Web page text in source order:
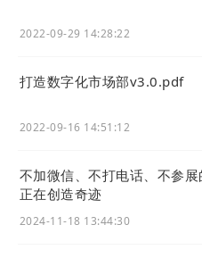
入群联系|加
免费DeepSeek
下载网址：
2022-09-29 14:28:22
打造数字化市场部v3.0.pdf
2022-09-16 14:51:12
不加微信、不打电话、不参展
正在创造奇迹
2024-11-18 13:44:30